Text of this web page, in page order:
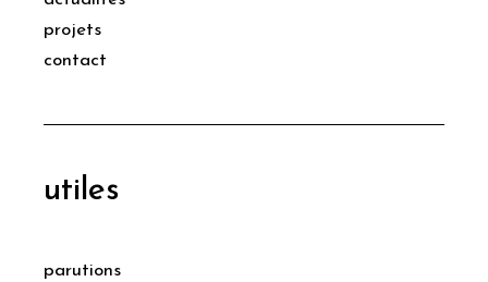
projets
contact
utiles
parutions